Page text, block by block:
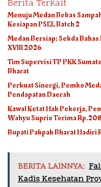
Berita Terkait
Menuju Medan Bebas
Kesiapan PSEL Batch 2
Medan Bersiap: Sekda
XVIII 2026
Tim Supervisi TP PKK
Bharat
Perkuat Sinergi, Pemko
Pendapatan Daerah
Kawal Ketat Hak Pekerja,
Wahyu Suprio Terima
Bupati Pakpak Bharat
BERITA LAINNYA:
Kadis Kesehatan